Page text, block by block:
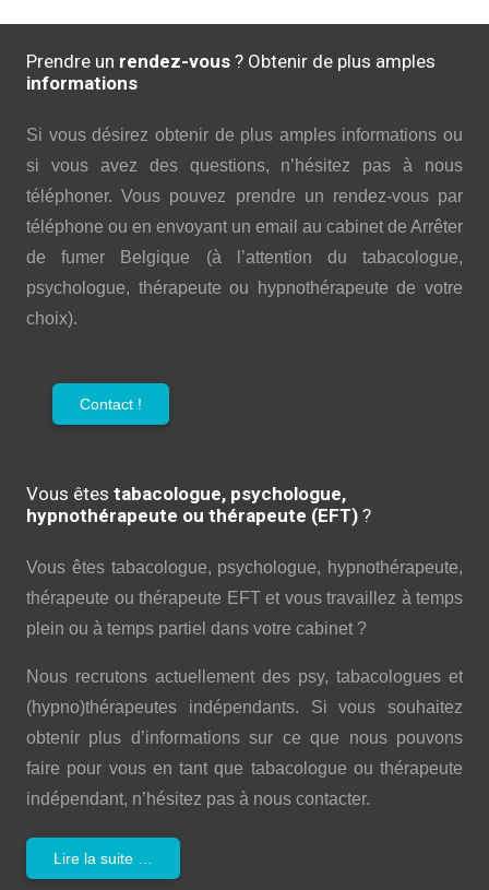
Prendre un rendez-vous ? Obtenir de plus amples
informations
Si vous désirez obtenir de plus amples informations ou
si vous avez des questions, n’hésitez pas à nous
téléphoner. Vous pouvez prendre un rendez-vous par
téléphone ou en envoyant un email au cabinet de Arrêter
de fumer Belgique (à l’attention du tabacologue,
psychologue, thérapeute ou hypnothérapeute de votre
choix).
Contact !
Vous êtes tabacologue, psychologue,
hypnothérapeute ou thérapeute (EFT) ?
Vous êtes tabacologue, psychologue, hypnothérapeute,
thérapeute ou thérapeute EFT et vous travaillez à temps
plein ou à temps partiel dans votre cabinet ?
Nous recrutons actuellement des psy, tabacologues et
(hypno)thérapeutes indépendants. Si vous souhaitez
obtenir plus d’informations sur ce que nous pouvons
faire pour vous en tant que tabacologue ou thérapeute
indépendant, n’hésitez pas à nous contacter.
Lire la suite …